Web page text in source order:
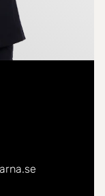
i
2011. Här
och
närhet till
Här
och